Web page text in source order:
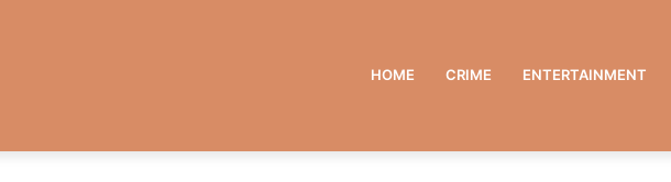
HOME CRIME ENTERTAINMENT